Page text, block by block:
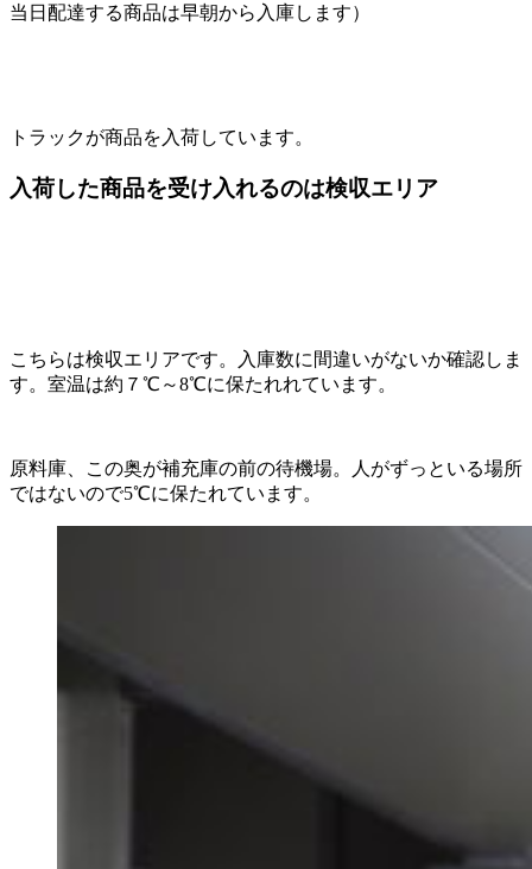
当日配達する商品は早朝から入庫します）
トラックが商品を入荷しています。
入荷した商品を受け入れるのは検収エリア
こちらは検収エリアです。入庫数に間違いがないか確認しま
す。室温は約７℃～8℃に保たれれています。
原料庫、この奥が補充庫の前の待機場。人がずっといる場所
ではないので5℃に保たれています。